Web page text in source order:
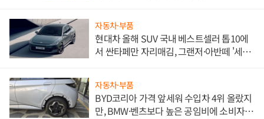
자동차·부품
현대차 올해 SUV 국내 베스트셀러 톱10에
서 싼타페만 자리매김, 그랜저·아반떼 '세단
자동차·부품
BYD코리아 가격 앞세워 수입차 4위 올랐지
만, BMW·벤츠보다 높은 공임비에 소비자